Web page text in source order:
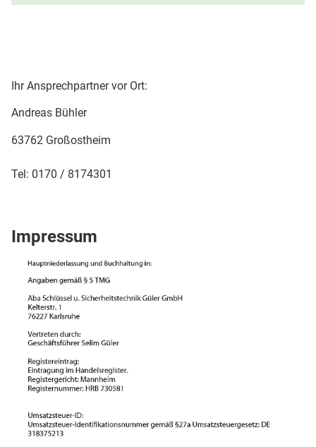
Ihr Ansprechpartner vor Ort:
Andreas Bühler
63762 Großostheim
Tel: 0170 / 8174301
Impressum